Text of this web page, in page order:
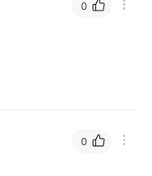
0
0